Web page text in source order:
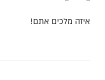
איזה מלכים אתם!